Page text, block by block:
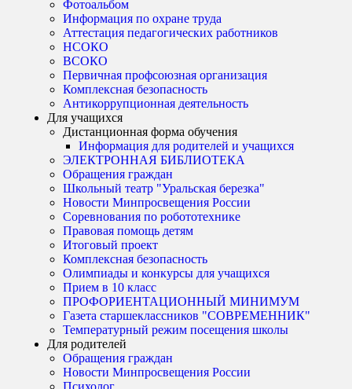
Фотоальбом
Информация по охране труда
Аттестация педагогических работников
НСОКО
ВСОКО
Первичная профсоюзная организация
Комплексная безопасность
Антикоррупционная деятельность
Для учащихся
Дистанционная форма обучения
Информация для родителей и учащихся
ЭЛЕКТРОННАЯ БИБЛИОТЕКА
Обращения граждан
Школьный театр "Уральская березка"
Новости Минпросвещения России
Соревнования по робототехнике
Правовая помощь детям
Итоговый проект
Комплексная безопасность
Олимпиады и конкурсы для учащихся
Прием в 10 класс
ПРОФОРИЕНТАЦИОННЫЙ МИНИМУМ
Газета старшеклассников "СОВРЕМЕННИК"
Температурный режим посещения школы
Для родителей
Обращения граждан
Новости Минпросвещения России
Психолог